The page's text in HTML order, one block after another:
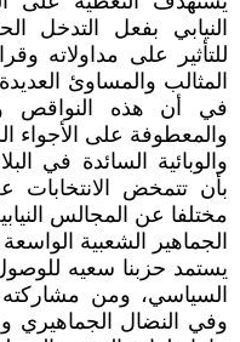
النيابي بفعل التدخل
للتأثير على مداولاته
المثالب والمساوئ
في أن هذه النواقص
والمعطوفة على الأجواء
والوبائية السائدة في
بأن تتمخض
مختلفا عن المجالس
الجماهير الشعبية
يستمد حزبنا سعيه
السياسي، ومن مشاركته
وفي النضال الجماهيري